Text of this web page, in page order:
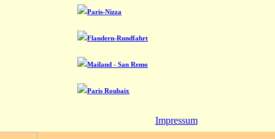
Paris-Nizza
Flandern-Rundfahrt
Mailand - San Remo
Paris Roubaix
Impressum